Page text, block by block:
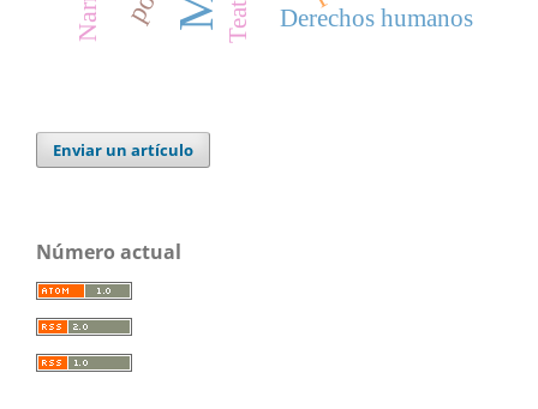
Derechos humanos
Enviar un artículo
Número actual